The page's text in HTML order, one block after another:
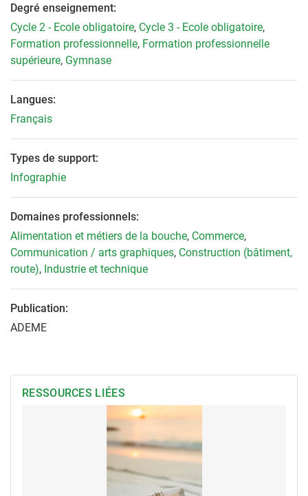
Degré enseignement:
Cycle 2 - Ecole obligatoire, Cycle 3 - Ecole obligatoire,
Formation professionnelle, Formation professionnelle
supérieure, Gymnase
Langues:
Français
Types de support:
Infographie
Domaines professionnels:
Alimentation et métiers de la bouche, Commerce,
Communication / arts graphiques, Construction (bâtiment,
route), Industrie et technique
Publication:
ADEME
RESSOURCES LIÉES